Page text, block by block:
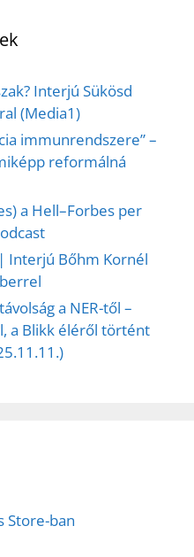
Interjú Sükösd
(Media1)
immunrendszere” –
reformálná
a Hell–Forbes per
Interjú Bőhm Kornél
a NER-től –
a Blikk éléről történt
Store-ban